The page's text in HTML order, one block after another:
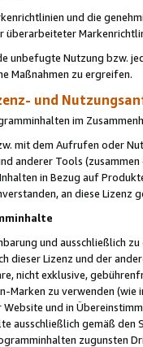
und die
überarbeiteter
unbefugte Nutzung bzw.
Maßnahmen zu ergreifen.
und
im
mit dem Aufrufen oder
anderer Tools (zusammen
in Bezug auf
an diese Lizenz
und ausschließlich
dieser Lizenz und der
nicht exklusive,
Marken zu verwenden
und in
ausschließlich gemäß
zugunsten